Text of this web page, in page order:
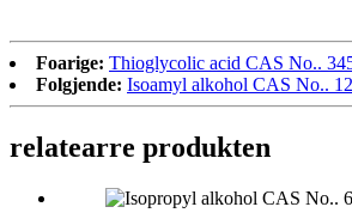
Foarige: Thioglycolic acid CAS No..
Folgjende: Isoamyl alkohol CAS No..
relatearre produkten